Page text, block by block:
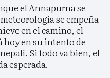
el Annapurna se
se empeña
en el camino, el
en su intento de
Si todo va bien, el
esperada.